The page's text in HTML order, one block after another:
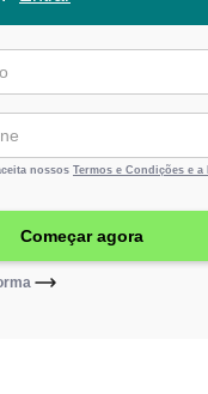
nossos Termos e Condições e a